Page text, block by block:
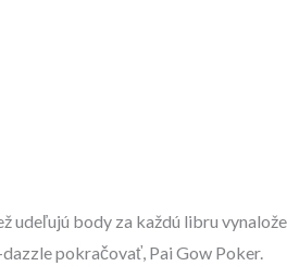
body za každú libru
pokračovať, Pai Gow Poker.